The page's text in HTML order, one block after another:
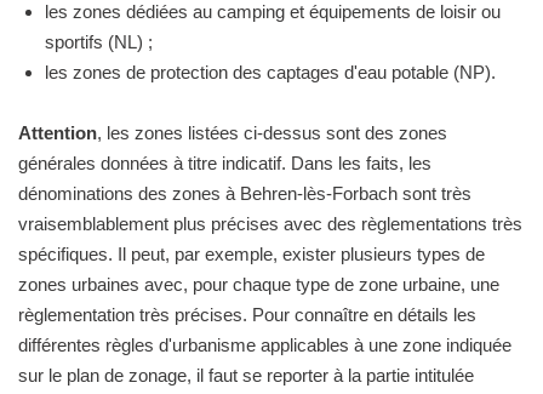
les zones dédiées au camping et équipements de loisir ou
sportifs (NL) ;
les zones de protection des captages d'eau potable (NP).
Attention, les zones listées ci-dessus sont des zones
générales données à titre indicatif. Dans les faits, les
dénominations des zones à Behren-lès-Forbach sont très
vraisemblablement plus précises avec des règlementations très
spécifiques. Il peut, par exemple, exister plusieurs types de
zones urbaines avec, pour chaque type de zone urbaine, une
règlementation très précises. Pour connaître en détails les
différentes règles d'urbanisme applicables à une zone indiquée
sur le plan de zonage, il faut se reporter à la partie intitulée